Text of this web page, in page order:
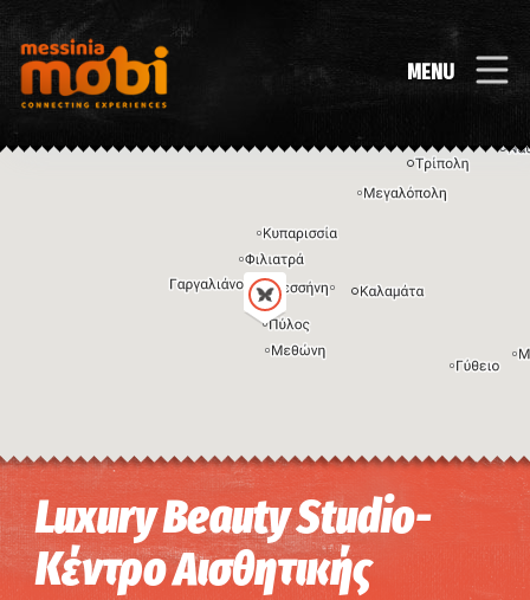
MENU
Η εικόνα ενδέχεται να υπόκειται σε πνευματικά δικαιώματα Όροι
Luxury Beauty Studio-
Κέντρο Αισθητικής